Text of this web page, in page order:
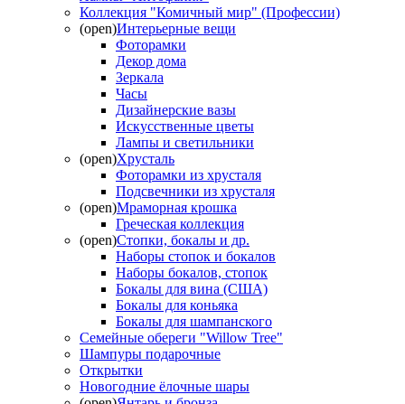
Коллекция "Комичный мир" (Профессии)
(open)Интерьерные вещи
Фоторамки
Декор дома
Зеркала
Часы
Дизайнерские вазы
Искусственные цветы
Лампы и светильники
(open)Хрусталь
Фоторамки из хрусталя
Подсвечники из хрусталя
(open)Мраморная крошка
Греческая коллекция
(open)Стопки, бокалы и др.
Наборы стопок и бокалов
Наборы бокалов, стопок
Бокалы для вина (США)
Бокалы для коньяка
Бокалы для шампанского
Семейные обереги "Willow Tree"
Шампуры подарочные
Открытки
Новогодние ёлочные шары